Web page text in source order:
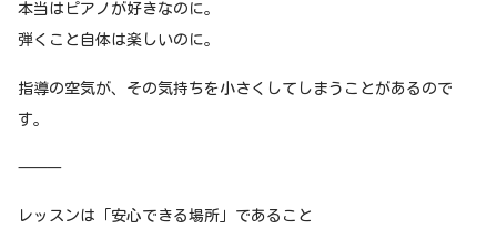
本当はピアノが好きなのに。
弾くこと自体は楽しいのに。
指導の空気が、その気持ちを小さくしてしまうことがあるので
す。
⸻
レッスンは「安心できる場所」であること